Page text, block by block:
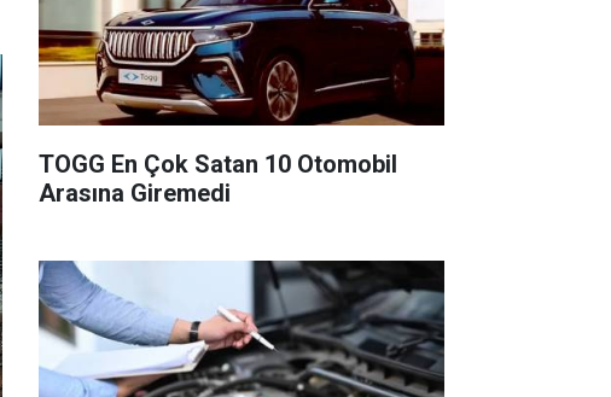
TOGG En Çok Satan 10 Otomobil
Arasına Giremedi